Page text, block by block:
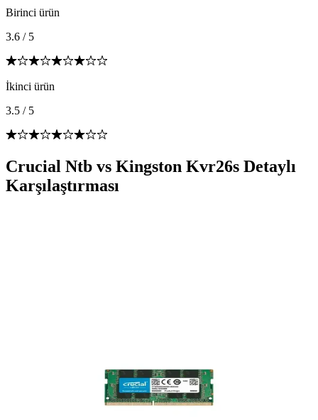
Birinci ürün
3.6 / 5
İkinci ürün
3.5 / 5
Crucial Ntb vs Kingston Kvr26s Detaylı
Karşılaştırması